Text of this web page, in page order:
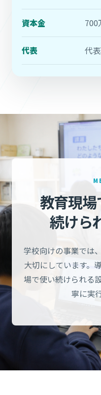
資本金 700
代表 代
教育現場
続けら
学校向けの事業では
大切にしています。
場で使い続けられる
寧に実